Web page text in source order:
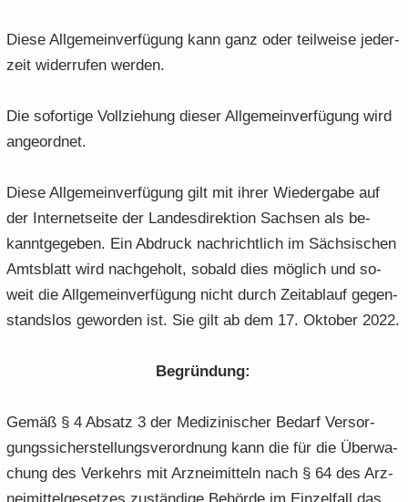
Diese All­ge­mein­ver­fü­gung kann ganz oder teil­wei­se je­der­
zeit wi­der­ru­fen wer­den.
Die so­for­ti­ge Voll­zie­hung die­ser All­ge­mein­ver­fü­gung wird
an­ge­ord­net.
Diese All­ge­mein­ver­fü­gung gilt mit ihrer Wie­der­ga­be auf
der In­ter­net­sei­te der Lan­des­di­rek­ti­on Sach­sen als be­
kannt­ge­ge­ben. Ein Ab­druck nach­richt­lich im Säch­si­schen
Amts­blatt wird nach­ge­holt, so­bald dies mög­lich und so­
weit die All­ge­mein­ver­fü­gung nicht durch Zeit­ab­lauf ge­gen­
stands­los ge­wor­den ist. Sie gilt ab dem 17. Ok­to­ber 2022.
Be­grün­dung:
Gemäß § 4 Ab­satz 3 der Me­di­zi­ni­scher Be­darf Ver­sor­
gungs­si­cher­stel­lungs­ver­ord­nung kann die für die Über­wa­
chung des Ver­kehrs mit Arz­nei­mit­teln nach § 64 des Arz­